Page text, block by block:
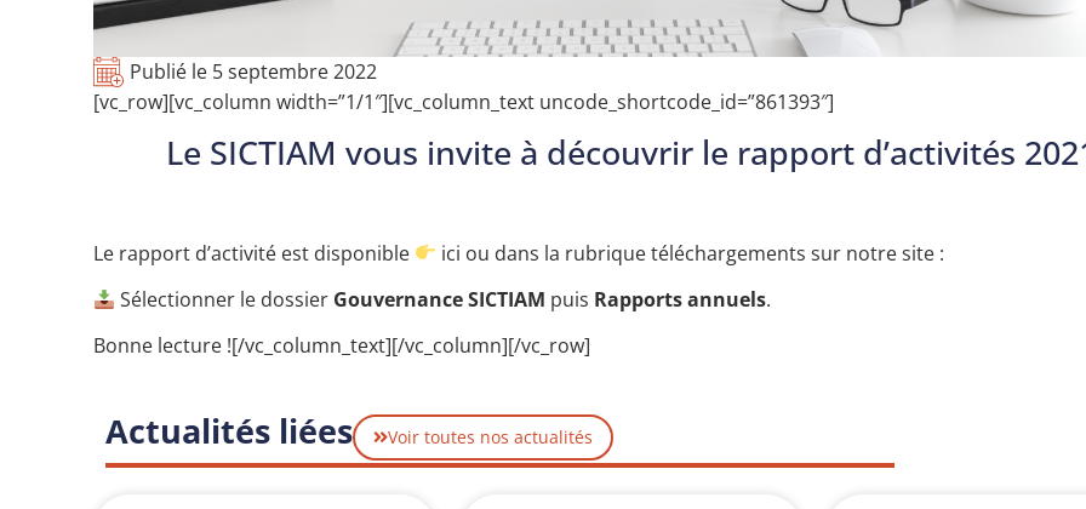
Publié le 5 septembre 2022
[vc_row][vc_column width=”1/1″][vc_column_text uncode_shortcode_id=”861393″]
Le SICTIAM vous invite à découvrir le rapport d’activités
Le rapport d’activité est disponible ici ou dans la rubriquetéléchargements sur notre site :
Sélectionner le dossier Gouvernance SICTIAM puis Rapports annuels.
Bonne lecture ![/vc_column_text][/vc_column][/vc_row]
Actualités liées Voir toutes nos actualités